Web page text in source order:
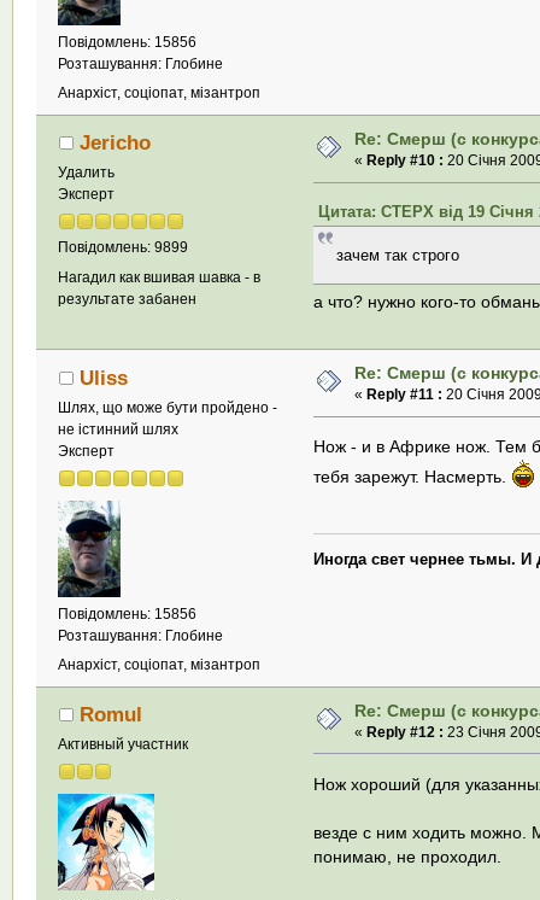
Повідомлень: 15856
Розташування: Глобине
Анархіст, соціопат, мізантроп
Jericho
Удалить
Эксперт
Повідомлень: 9899
Нагадил как вшивая шавка - в
результате забанен
Re: Смерш (с
« Reply #10 : 20 Січня
Цитата: СТЕРХ від 19 Січня
зачем так строго
а что? нужно кого-то
Uliss
Шлях, що може бути пройдено -
не істинний шлях
Эксперт
Повідомлень: 15856
Розташування: Глобине
Анархіст, соціопат, мізантроп
Re: Смерш (с
« Reply #11 : 20 Січня
Нож - и в Африке нож. Тем
тебя зарежут. Насмерть.
Иногда свет чернее тьмы.
Romul
Активный участник
Re: Смерш (с
« Reply #12 : 23 Січня
Нож хороший (для
везде с ним ходить можно.
понимаю, не проходил.